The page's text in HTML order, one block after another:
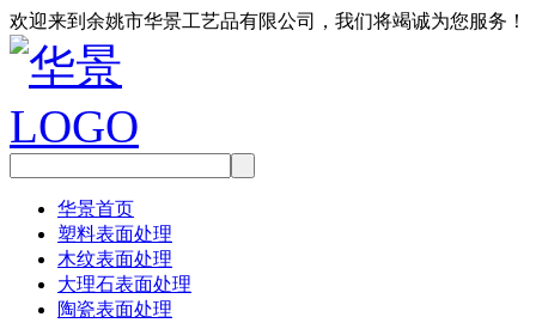
欢迎来到余姚市华景工艺品有限公司，我们将竭诚为您服务！
华景首页
塑料表面处理
木纹表面处理
大理石表面处理
陶瓷表面处理